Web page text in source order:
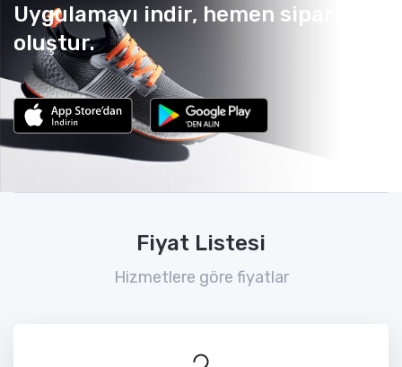
Uygulamayı indir, hemen sipariş
oluştur.
Fiyat Listesi
Hizmetlere göre fiyatlar